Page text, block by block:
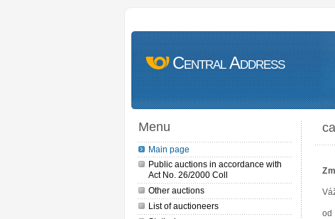
Central Address
Menu
Main page
Public auctions in accordance with
Act No. 26/2000 Coll
Other auctions
List of auctioneers
od